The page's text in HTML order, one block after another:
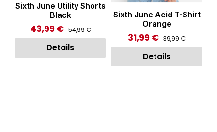
Sixth June Utility Shorts
Black
Verkaufspreis:
43,99 € Regulärer Preis:
54,99 €
Details
Sixth June Acid T-Shirt
Orange
Verkaufspreis:
31,99 € Regulärer Preis:
39,99 €
Details